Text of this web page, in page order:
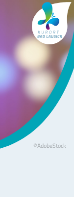
Tourismus
©AdobeStock